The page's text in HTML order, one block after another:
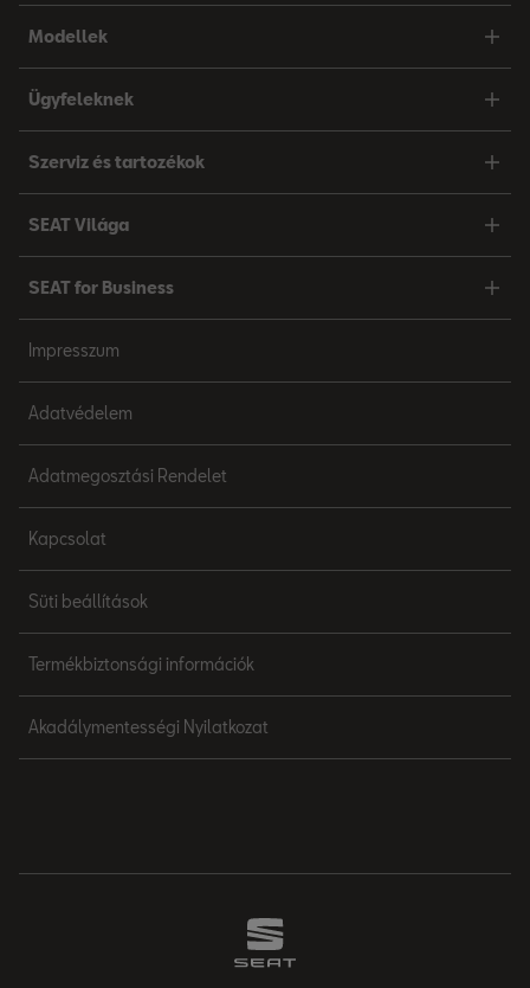
Modellek
Ügyfeleknek
Szerviz és tartozékok
SEAT Világa
SEAT for Business
Impresszum
Adatvédelem
Adatmegosztási Rendelet
Kapcsolat
Süti beállítások
Termékbiztonsági információk
Akadálymentességi Nyilatkozat